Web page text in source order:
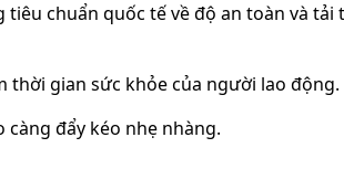
chuẩn quốc tế về độ an toàn và tải
thời gian sức khỏe của người lao động.
đẩy kéo nhẹ nhàng.